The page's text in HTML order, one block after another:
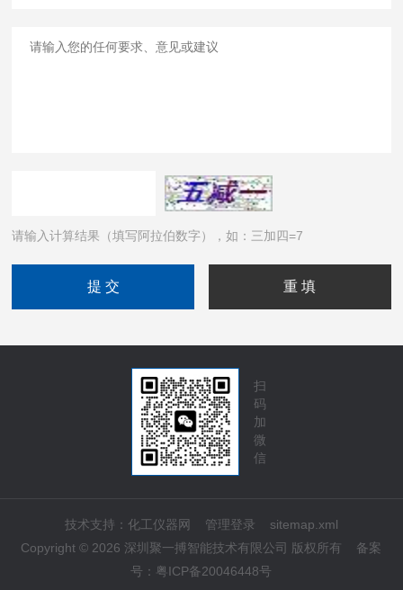
请输入计算结果（填写阿拉伯数字），如：三加四=7
扫
码
加
微
信
技术支持： 化工仪器网 管理登录
sitemap.xml
Copyright © 2026 深圳聚一搏智能技术有限公司 版权所有 备案
号： 粤ICP备20046448号